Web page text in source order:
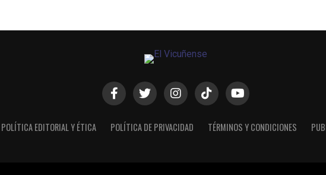
POLÍTICA EDITORIAL Y ÉTICA POLÍTICA DE PRIVACIDAD TÉRMINOS Y CONDICIONES